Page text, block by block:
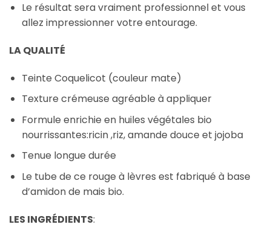
Le résultat sera vraiment professionnel et vous
allez impressionner votre entourage.
LA QUALITÉ
Teinte Coquelicot (couleur mate)
Texture crémeuse agréable à appliquer
Formule enrichie en huiles végétales bio
nourrissantes:ricin ,riz, amande douce et jojoba
Tenue longue durée
Le tube de ce rouge à lèvres est fabriqué à base
d’amidon de mais bio.
LES INGRÉDIENTS: